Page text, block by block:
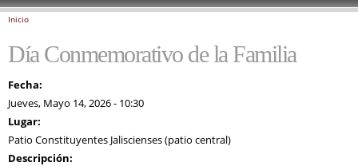
Inicio
Día Conmemorativo de la Familia
Fecha:
Jueves, Mayo 14, 2026 - 10:30
Lugar:
Patio Constituyentes Jaliscienses (patio central)
Descripción: